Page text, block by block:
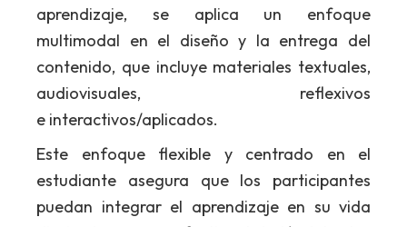
aprendizaje, se aplica un enfoque
multimodal en el diseño y la entrega del
contenido, que incluye materiales textuales,
audiovisuales, reflexivos
e interactivos/aplicados.
Este enfoque flexible y centrado en el
estudiante asegura que los participantes
puedan integrar el aprendizaje en su vida